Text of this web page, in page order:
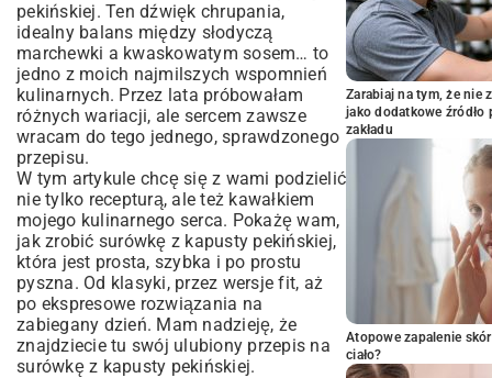
pekińskiej. Ten dźwięk chrupania,
idealny balans między słodyczą
marchewki a kwaskowatym sosem… to
jedno z moich najmilszych wspomnień
kulinarnych. Przez lata próbowałam
różnych wariacji, ale sercem zawsze
wracam do tego jednego, sprawdzonego
przepisu.
W tym artykule chcę się z wami podzielić
nie tylko recepturą, ale też kawałkiem
mojego kulinarnego serca. Pokażę wam,
jak zrobić surówkę z kapusty pekińskiej,
która jest prosta, szybka i po prostu
pyszna. Od klasyki, przez wersje fit, aż
po ekspresowe rozwiązania na
zabiegany dzień. Mam nadzieję, że
znajdziecie tu swój ulubiony przepis na
surówkę z kapusty pekińskiej.
Zarabiaj na tym, że nie
jako dodatkowe
zakładu
Atopowe zapalenie
ciało?